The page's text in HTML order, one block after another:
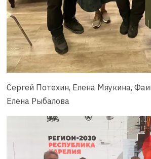
Сергей Потехин, Елена Мяукина,
Елена Рыбалова